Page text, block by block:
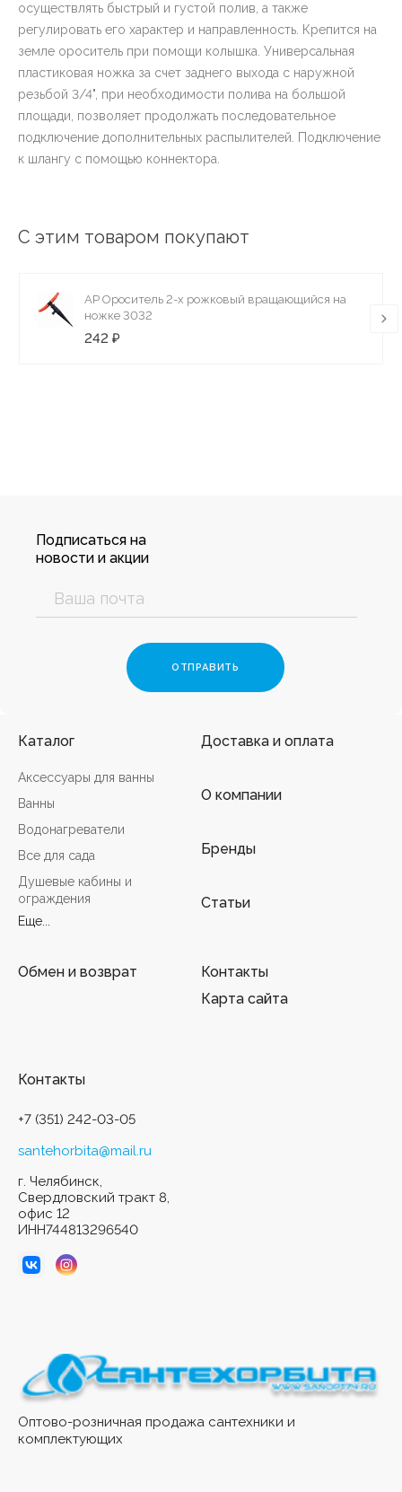
осуществлять быстрый и густой полив, а также
регулировать его характер и направленность. Крепится на
земле ороситель при помощи колышка. Универсальная
пластиковая ножка за счет заднего выхода с наружной
резьбой 3/4", при необходимости полива на большой
площади, позволяет продолжать последовательное
подключение дополнительных распылителей. Подключение
к шлангу с помощью коннектора.
С этим товаром покупают
AP Ороситель 2-х рожковый вращающийся на
ножке 3032
242 ₽
Подписаться на
новости и акции
Оптово-розничная продажа сантехники и
комплектующих
Каталог
Аксессуары для ванны
Ванны
Водонагреватели
Все для сада
Душевые кабины и
ограждения
Еще...
Доставка и оплата
О компании
Бренды
Статьи
Обмен и возврат
Контакты
Карта сайта
Контакты
+7 (351) 242-03-05
santehorbita@mail.ru
г. Челябинск,
Свердловский тракт 8,
офис 12
ИНН744813296540